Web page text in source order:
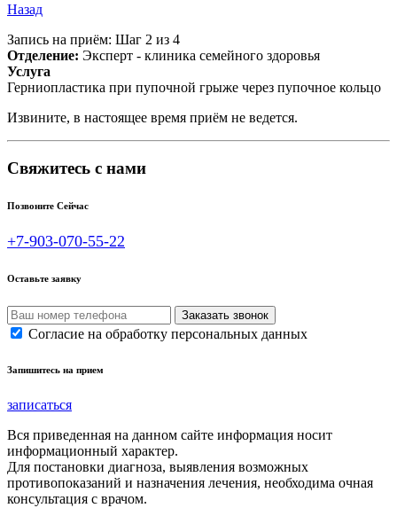
Назад
Запись на приём: Шаг 2 из 4
Отделение: Эксперт - клиника семейного здоровья
Услуга
Герниопластика при пупочной грыже через пупочное кольцо
Извините, в настоящее время приём не ведется.
Свяжитесь с нами
Позвоните Сейчас
+7-903-070-55-22
Оставьте заявку
Согласие на обработку персональных данных
Запишитесь на прием
записаться
Вся приведенная на данном сайте информация носит
информационный характер.
Для постановки диагноза, выявления возможных
противопоказаний и назначения лечения, необходима очная
консультация с врачом.